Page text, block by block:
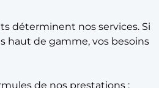
déterminent nos services. Si
haut de gamme, vos besoins
de nos prestations :